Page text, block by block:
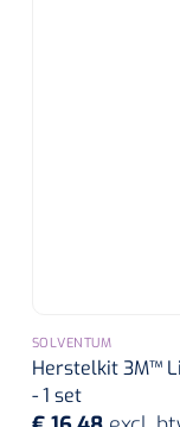
SOLVENTUM
Herstelkit 3M™
- 1 set